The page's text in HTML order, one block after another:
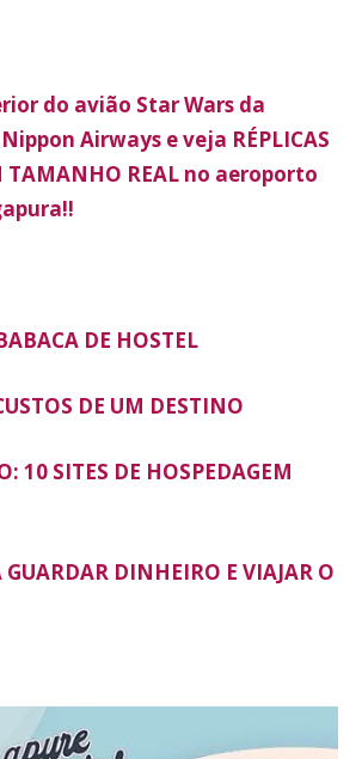
do avião Star Wars da
Airways e veja RÉPLICAS
TAMANHO REAL no aeroporto
DE HOSTEL
DE UM DESTINO
10 SITES DE HOSPEDAGEM
DINHEIRO E VIAJAR O